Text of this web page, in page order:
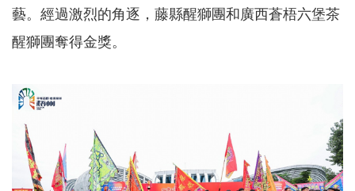
藝。經過激烈的角逐，藤縣醒獅團和廣西蒼梧六堡茶
醒獅團奪得金獎。